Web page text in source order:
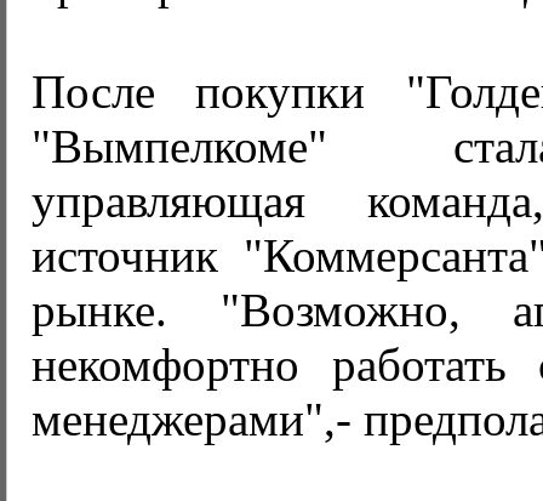
После покупки
"Вымпелкоме"
управляющая
источник
рынке. "Возможно,
некомфортно
менеджерами",-